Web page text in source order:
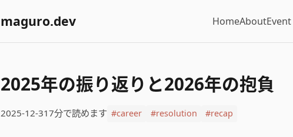
maguro.dev HomeAboutEvent
2025年の振り返りと2026年の抱負
2025-12-317分で読めます #career #resolution #recap